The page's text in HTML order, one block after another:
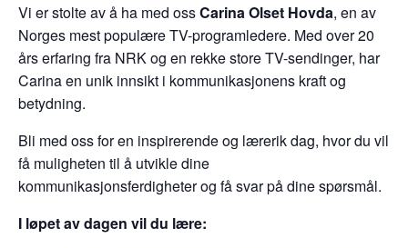
Vi er stolte av å ha med ossCarina Olset Hovda, en av
Norges mest populære TV-programledere. Med over 20
års erfaring fra NRK og en rekke store TV-sendinger, har
Carina en unik innsikt i kommunikasjonens kraft og
betydning.
Bli med oss for en inspirerende og lærerik dag, hvor du vil
få muligheten til å utvikle dine
kommunikasjonsferdigheter og få svar på dine spørsmål.
I løpet av dagen vil du lære: